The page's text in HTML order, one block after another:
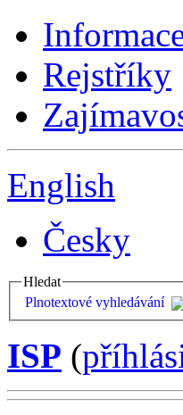
Rejstříky
English
Česky
Hledat
Plnotextové vyhledávání
ISP (